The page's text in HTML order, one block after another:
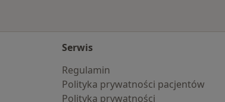
Serwis
Regulamin
Polityka prywatności pacjentów
Polityka prywatności